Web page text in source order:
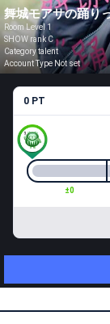
舞城モアサの踊り
Room Level 1
SHOW rank C
Category talent
Account Type Not set
0 PT
±0